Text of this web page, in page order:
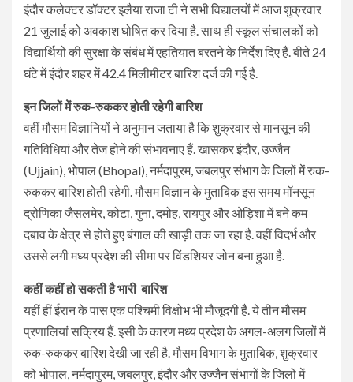
इंदौर कलेक्टर डॉक्टर इलैया राजा टी ने सभी विद्यालयों में आज शुक्रवार
21 जुलाई को अवकाश घोषित कर दिया है. साथ ही स्कूल संचालकों को
विद्यार्थियों की सुरक्षा के संबंध में एहतियात बरतने के निर्देश दिए हैं. बीते 24
घंटे में इंदौर शहर में 42.4 मिलीमीटर बारिश दर्ज की गई है.
इन जिलों में रुक-रुककर होती रहेगी बारिश
वहीं मौसम विज्ञानियों ने अनुमान जताया है कि शुक्रवार से मानसून की
गतिविधियां और तेज होने की संभावनाए हैं. खासकर इंदौर, उज्जैन
(Ujjain), भोपाल (Bhopal), नर्मदापुरम, जबलपुर संभाग के जिलों में रुक-
रुककर बारिश होती रहेगी. मौसम विज्ञान के मुताबिक इस समय मॉनसून
द्रोणिका जैसलमेर, कोटा, गुना, दमोह, रायपुर और ओड़िशा में बने कम
दबाव के क्षेत्र से होते हुए बंगाल की खाड़ी तक जा रहा है. वहीं विदर्भ और
उससे लगी मध्य प्रदेश की सीमा पर विंडशियर जोन बना हुआ है.
कहीं कहीं हो सकती है भारी बारिश
यहीं हीं ईरान के पास एक पश्चिमी विक्षोभ भी मौजूदगी है. ये तीन मौसम
प्रणालियां सक्रिय हैं. इसी के कारण मध्य प्रदेश के अगल-अलग जिलों में
रुक-रुककर बारिश देखी जा रही है. मौसम विभाग के मुताबिक, शुक्रवार
को भोपाल, नर्मदापुरम, जबलपुर, इंदौर और उज्जैन संभागों के जिलों में